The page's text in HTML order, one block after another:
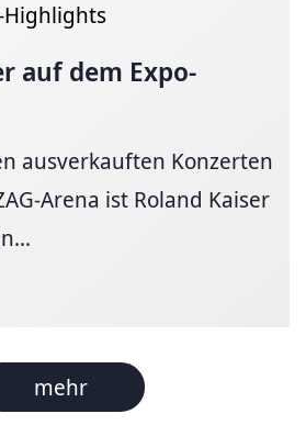
auf dem Expo-
ausverkauften Konzerten
Arena ist Roland Kaiser
mehr